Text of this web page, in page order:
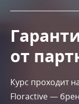
от
Курс проходит
Floractive —